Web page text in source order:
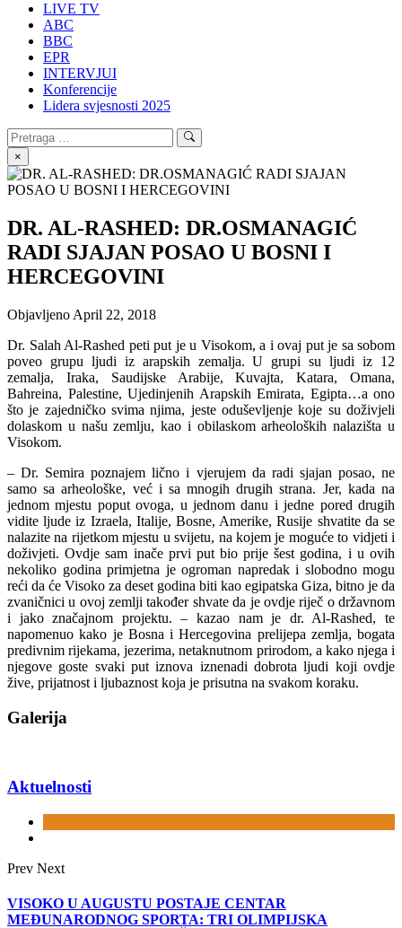
LIVE TV
ABC
BBC
EPR
INTERVJUI
Konferencije
Lidera svjesnosti 2025
Search
for:
Search
×
DR. AL-RASHED: DR.OSMANAGIĆ
RADI SJAJAN POSAO U BOSNI I
HERCEGOVINI
Objavljeno April 22, 2018
Dr. Salah Al-Rashed peti put je u Visokom, a i ovaj put je sa sobom
poveo grupu ljudi iz arapskih zemalja. U grupi su ljudi iz 12
zemalja, Iraka, Saudijske Arabije, Kuvajta, Katara, Omana,
Bahreina, Palestine, Ujedinjenih Arapskih Emirata, Egipta…a ono
što je zajedničko svima njima, jeste oduševljenje koje su doživjeli
dolaskom u našu zemlju, kao i obilaskom arheoloških nalazišta u
Visokom.
– Dr. Semira poznajem lično i vjerujem da radi sjajan posao, ne
samo sa arheološke, već i sa mnogih drugih strana. Jer, kada na
jednom mjestu poput ovoga, u jednom danu i jedne pored drugih
vidite ljude iz Izraela, Italije, Bosne, Amerike, Rusije shvatite da se
nalazite na rijetkom mjestu u svijetu, na kojem je moguće to vidjeti i
doživjeti. Ovdje sam inače prvi put bio prije šest godina, i u ovih
nekoliko godina primjetna je ogroman napredak i slobodno mogu
reći da će Visoko za deset godina biti kao egipatska Giza, bitno je da
zvaničnici u ovoj zemlji također shvate da je ovdje riječ o državnom
i jako značajnom projektu. – kazao nam je dr. Al-Rashed, te
napomenuo kako je Bosna i Hercegovina prelijepa zemlja, bogata
predivnim rijekama, jezerima, netaknutnom prirodom, a kako njega i
njegove goste svaki put iznova iznenadi dobrota ljudi koji ovdje
žive, prijatnost i ljubaznost koja je prisutna na svakom koraku.
Galerija
Aktuelnosti
Prev Next
VISOKO U AUGUSTU POSTAJE CENTAR
MEĐUNARODNOG SPORTA: TRI OLIMPIJSKA